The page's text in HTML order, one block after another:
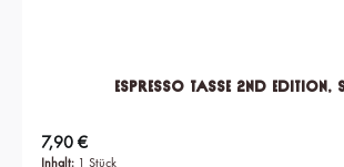
Espresso Tasse 2nd edition,
Inhalt: 1 Stück
Regulärer Preis:
7,90 €